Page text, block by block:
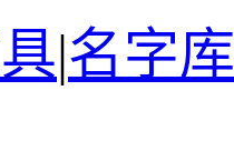
|名字库